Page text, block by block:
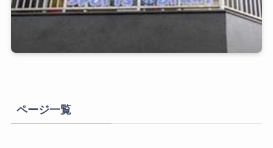
ページ一覧